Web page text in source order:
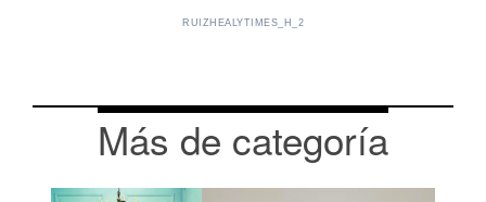
RUIZHEALYTIMES_H_2
Más de categoría